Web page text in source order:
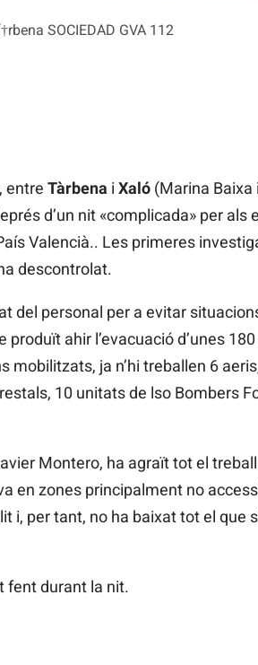
SOCIEDAD GVA 112
entre Tàrbena i Xaló(Marina Baixa
d’un nit «complicada» per als
Valencià.. Les primeres
descontrolat.
del personal per a evitar
ahir l’evacuació d’unes
ja n’hi treballen 6
10 unitats de lso Bombers
Montero, ha agraït tot el
en zones principalment no
per tant, no ha baixat tot el que
fent durant la nit.